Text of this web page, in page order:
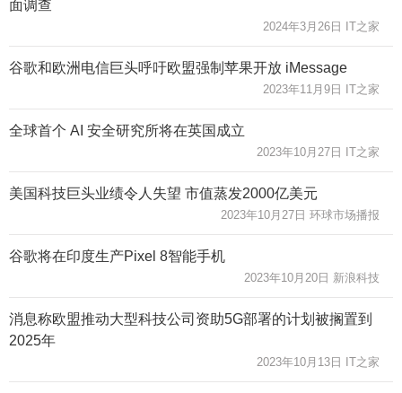
面调查
2024年3月26日 IT之家
谷歌和欧洲电信巨头呼吁欧盟强制苹果开放 iMessage
2023年11月9日 IT之家
全球首个 AI 安全研究所将在英国成立
2023年10月27日 IT之家
美国科技巨头业绩令人失望 市值蒸发2000亿美元
2023年10月27日 环球市场播报
谷歌将在印度生产Pixel 8智能手机
2023年10月20日 新浪科技
消息称欧盟推动大型科技公司资助5G部署的计划被搁置到
2025年
2023年10月13日 IT之家